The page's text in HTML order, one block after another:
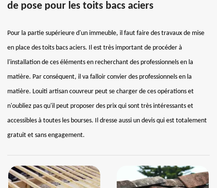
de pose pour les toits bacs aciers
Pour la partie supérieure d'un immeuble, il faut faire des travaux de mise
en place des toits bacs aciers. Il est très important de procéder à
l'installation de ces éléments en recherchant des professionnels en la
matière. Par conséquent, il va falloir convier des professionnels en la
matière. Louiti artisan couvreur peut se charger de ces opérations et
n'oubliez pas qu'il peut proposer des prix qui sont très intéressants et
accessibles à toutes les bourses. Il dresse aussi un devis qui est totalement
gratuit et sans engagement.